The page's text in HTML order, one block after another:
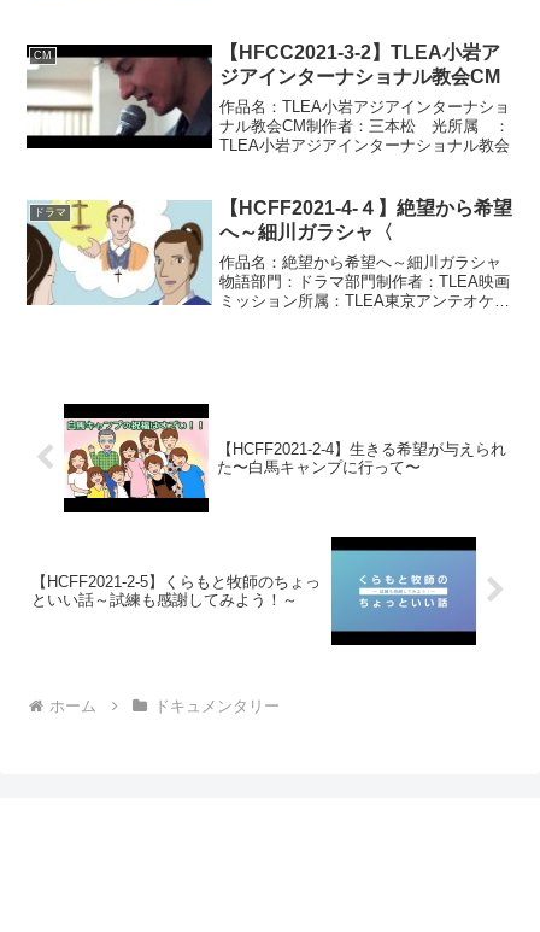
CM
【HFCC2021-3-2】TLEA小岩ア
ジアインターナショナル教会CM
作品名：TLEA小岩アジアインターナショ
ナル教会CM制作者：三本松 光所属 ：
TLEA小岩アジアインターナショナル教会
ドラマ
【HCFF2021-4-４】絶望から希望
へ～細川ガラシャ〈
作品名：絶望から希望へ～細川ガラシャ
物語部門：ドラマ部門制作者：TLEA映画
ミッション所属：TLEA東京アンテオケ教
【HCFF2021-2-4】生きる希望が与えられ
た〜白馬キャンプに行って〜
【HCFF2021-2-5】くらもと牧師のちょっ
といい話～試練も感謝してみよう！～
ホーム ドキュメンタリー